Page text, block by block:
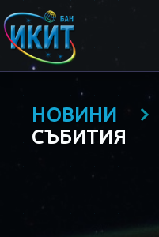
НОВИНИ
СЪБИТИЯ